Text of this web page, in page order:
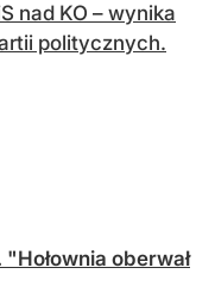
nad KO – wynika
politycznych.
oberwał